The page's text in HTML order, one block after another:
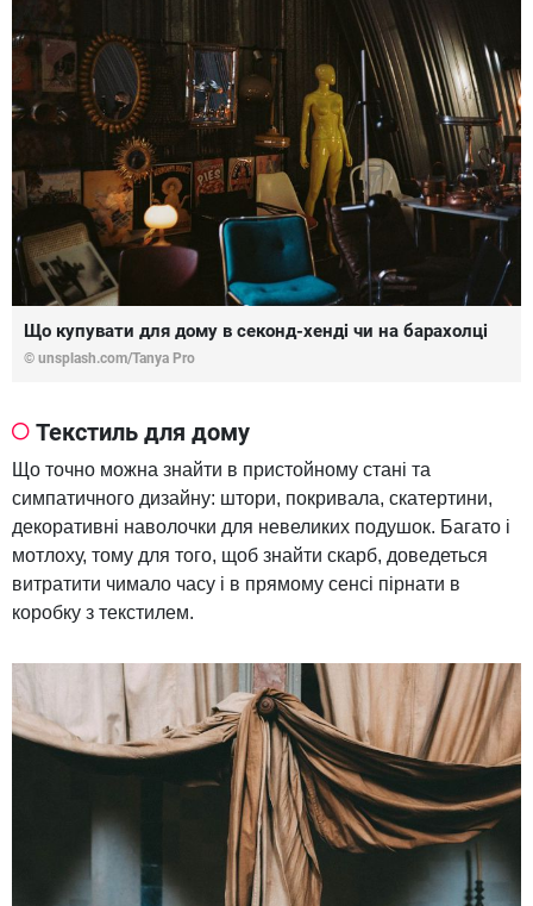
Що купувати для дому в секонд-хенді чи на барахолці
© unsplash.com/Tanya Pro
Текстиль для дому
Що точно можна знайти в пристойному стані та
симпатичного дизайну: штори, покривала, скатертини,
декоративні наволочки для невеликих подушок. Багато і
мотлоху, тому для того, щоб знайти скарб, доведеться
витратити чимало часу і в прямому сенсі пірнати в
коробку з текстилем.